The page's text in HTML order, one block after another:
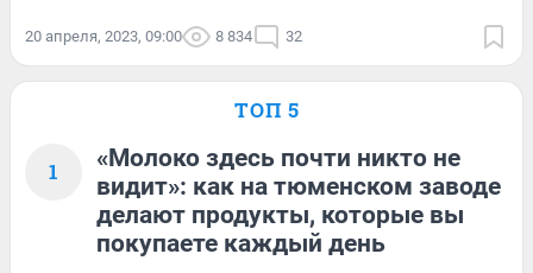
20 апреля, 2023, 09:00 8 834 32
ТОП 5
1
«Молоко здесь почти никто не
видит»: как на тюменском заводе
делают продукты, которые вы
покупаете каждый день